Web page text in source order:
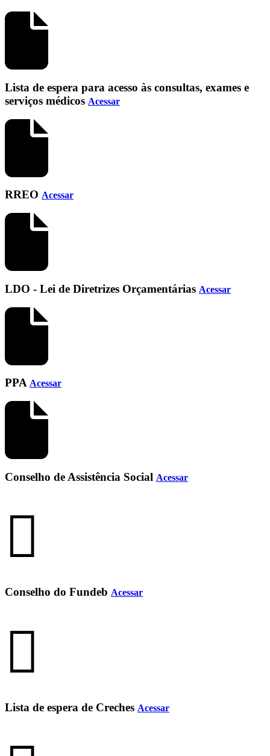
Lista de espera para acesso às consultas, exames e
serviços médicos Acessar
RREO Acessar
LDO - Lei de Diretrizes Orçamentárias Acessar
PPA Acessar
Conselho de Assistência Social Acessar
Conselho do Fundeb Acessar
Lista de espera de Creches Acessar